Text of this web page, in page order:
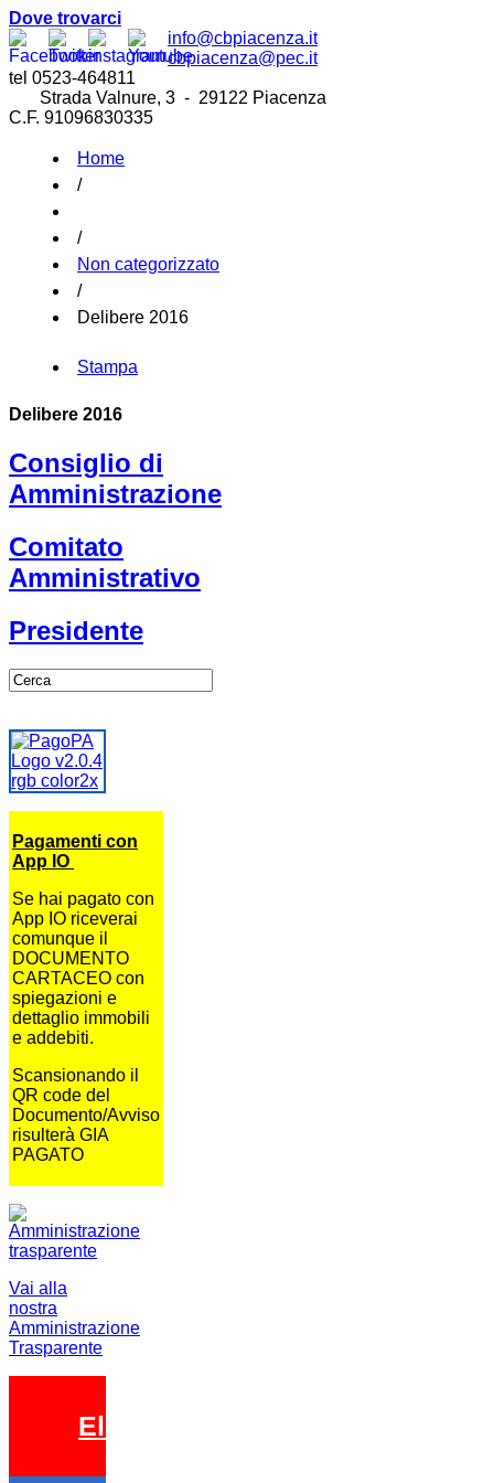
Dove trovarci
info@cbpiacenza.it
cbpiacenza@pec.it
tel 0523-464811
Strada Valnure, 3 - 29122 Piacenza
C.F. 91096830335
Home
/
/
Non categorizzato
/
Delibere 2016
Stampa
Delibere 2016
Consiglio di
Amministrazione
Comitato
Amministrativo
Presidente
Pagamenti con
App IO
Se hai pagato con
App IO riceverai
comunque il
DOCUMENTO
CARTACEO con
spiegazioni e
dettaglio immobili
e addebiti.
Scansionando il
QR code del
Documento/Avviso
risulterà GIA
PAGATO
Vai alla
nostra
Amministrazione
Trasparente
Elezioni 2026